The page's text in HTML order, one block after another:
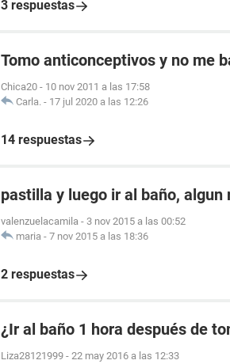
3 respuestas
Tomo anticonceptivos y no me
Chica20 - 10 nov 2011 a las 17:58
Carla. - 17 jul 2020 a las 12:26
14 respuestas
pastilla y luego ir al baño, algun
valenzuelacamila - 3 nov 2015 a las 00:52
maria - 7 nov 2015 a las 18:36
2 respuestas
¿Ir al baño 1 hora después de
Liza28121999 - 22 may 2016 a las 12:33